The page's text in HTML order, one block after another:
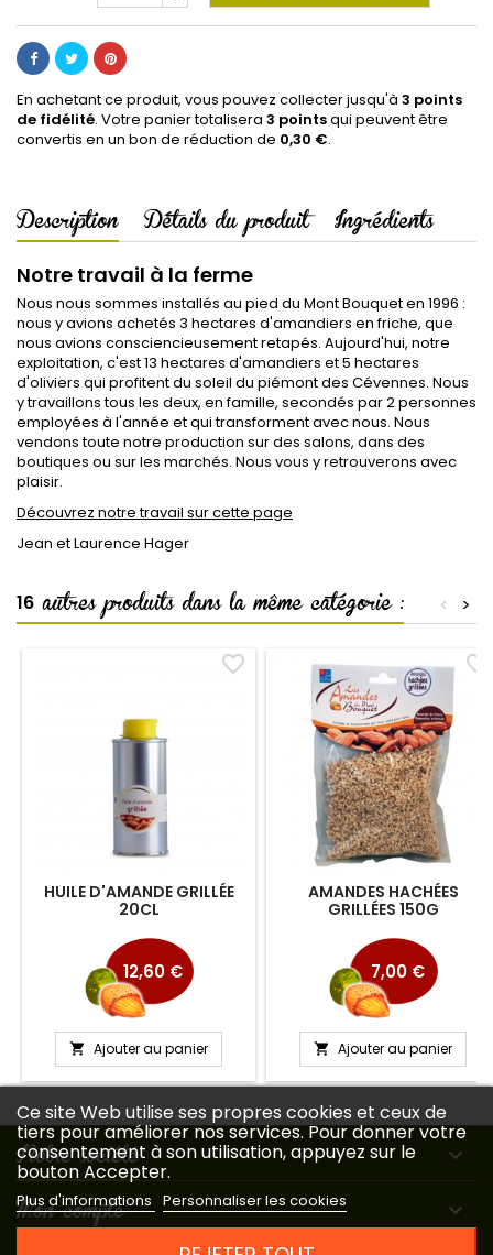
En achetant ce produit, vous pouvez collecter jusqu'à 3 points
de fidélité. Votre panier totalisera 3 pointsqui peuvent être
convertis en un bon de réduction de 0,30 €.
Description Détails du produit Ingrédients
Notre travail à la ferme
Nous nous sommes installés au pied du Mont Bouquet en 1996 :
nous y avions achetés 3 hectares d'amandiers en friche, que
nous avions consciencieusement retapés. Aujourd'hui, notre
exploitation, c'est 13 hectares d'amandiers et 5 hectares
d'oliviers qui profitent du soleil du piémont des Cévennes. Nous
y travaillons tous les deux, en famille, secondés par 2 personnes
employées à l'année et qui transforment avec nous. Nous
vendons toute notre production sur des salons, dans des
boutiques ou sur les marchés. Nous vous y retrouverons avec
plaisir.
Découvrez notre travail sur cette page
Jean et Laurence Hager
16 autres produits dans la même catégorie : >
<
HUILE D'AMANDE GRILLÉE
20CL
12,60 €
 Ajouter au panier
favorite_border
AMANDES HACHÉES
GRILLÉES 150G
7,00 €
 Ajouter au panier
favorite_border
Notre société 
Mon compte 
Ce site Web utilise ses propres cookies et ceux de
tiers pour améliorer nos services. Pour donner votre
consentement à son utilisation, appuyez sur le
bouton Accepter.
Plus d'informations Personnaliser les cookies